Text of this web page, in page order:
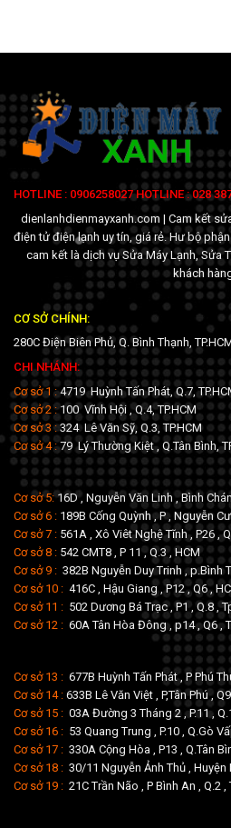
HOTLINE : 0906258027 HOTLINE : 028
dienlanhdienmayxanh.com | Cam kết
điện tử điện lạnh uy tín, giá rẻ. Hư bộ
cam kết là dịch vụ Sửa Máy Lạnh, Sửa
khách
CƠ SỞ CHÍNH:
280C Điện Biên Phủ, Q. Bình Thạnh,
CHI NHÁNH:
Cơ sở 1 :4719 Huỳnh Tấn Phát, Q.7,
Cơ sở 2 :100 Vĩnh Hội , Q.4, TP.HCM
Cơ sở 3 :324 Lê Văn Sỹ, Q.3, TP.HCM
Cơ sở 4 :79 Lý Thường Kiệt , Q.Tân Bình,
Cơ sở 5:16D , Nguyễn Văn Linh , Bình
Cơ sở 6 : 189B Cống Quỳnh , P , Nguyễn
Cơ sở 7 : 561A , Xô Viêt Nghệ Tĩnh , P26 ,
Cơ sở 8 : 542 CMT8 , P 11 , Q.3 , HCM
Cơ sở 9 : 382B Nguyễn Duy Trinh , p.Bình
Cơ sở 10 : 416C , Hậu Giang , P12 , Q6 ,
Cơ sở 11 : 502 Dương Bá Trạc , P1 , Q.8 ,
Cơ sở 12 : 60A Tân Hòa Đông , p14 , Q6 ,
Cơ sở 13 : 677B Huỳnh Tấn Phát , P Phú
Cơ sở 14 : 633B Lê Văn Việt , P,Tân Phú ,
Cơ sở 15 : 03A Đường 3 Tháng 2 , P.11 ,
Cơ sở 16 : 53 Quang Trung , P.10 , Q.Gò
Cơ sở 17 : 330A Cộng Hòa , P13 , Q.Tân
Cơ sở 18 : 30/11 Nguyễn Ảnh Thủ , Huyện
Cơ sở 19 : 21C Trần Não , P Bình An , Q.2 ,